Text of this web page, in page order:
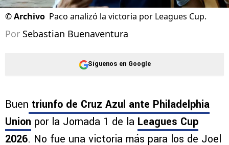
©Archivo Paco analizó la victoria por Leagues Cup.
Por Sebastian Buenaventura
Síguenos en Google
Buen triunfo de Cruz Azul ante Philadelphia
Union por la Jornada 1 de la Leagues Cup
2026. No fue una victoria más para los de Joel